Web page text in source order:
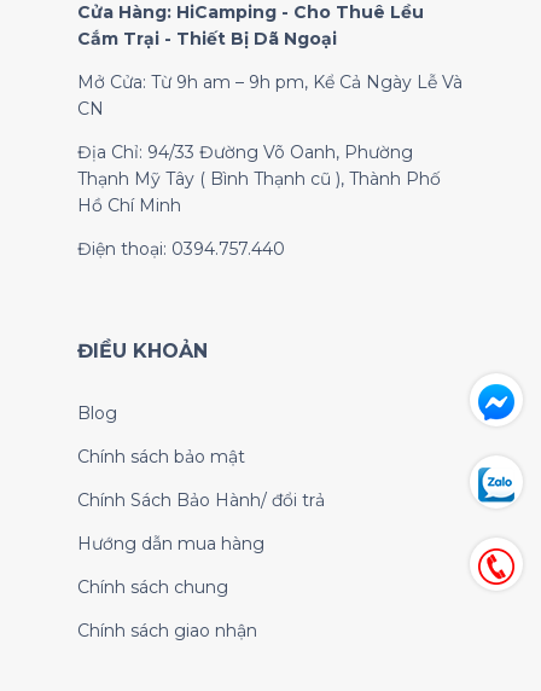
Cửa Hàng: HiCamping - Cho Thuê Lều
Cắm Trại - Thiết Bị Dã Ngoại
Mở Cửa: Từ 9h am – 9h pm, Kể Cả Ngày Lễ Và
CN
Địa Chỉ: 94/33 Đường Võ Oanh, Phường
Thạnh Mỹ Tây ( Bình Thạnh cũ ), Thành Phố
Hồ Chí Minh
Điện thoại: 0394.757.440
ĐIỀU KHOẢN
Blog
Chính sách bảo mật
Chính Sách Bảo Hành/ đổi trả
Hướng dẫn mua hàng
Chính sách chung
Chính sách giao nhận